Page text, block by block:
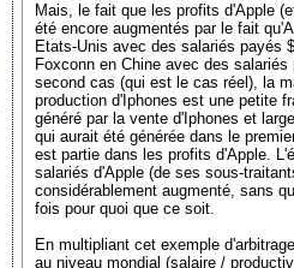
Mais, le fait que les profits d'Apple
été encore augmentés par le fait
Etats-Unis avec des salariés payés
Foxconn en Chine avec des
second cas (qui est le cas réel), la
production d'Iphones est une petite
généré par la vente d'Iphones et
qui aurait été générée dans le
est partie dans les profits d'Apple.
salariés d'Apple (de ses sous-
considérablement augmenté, sans
fois pour quoi que ce soit.
En multipliant cet exemple
au niveau mondial (salaire /